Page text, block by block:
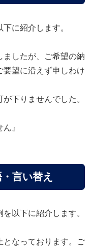
に紹介します。
ましたが、ご希望の納
望に沿えず申しわけ
下りませんでした。
』
言い替え
以下に紹介します。
となっております。ご